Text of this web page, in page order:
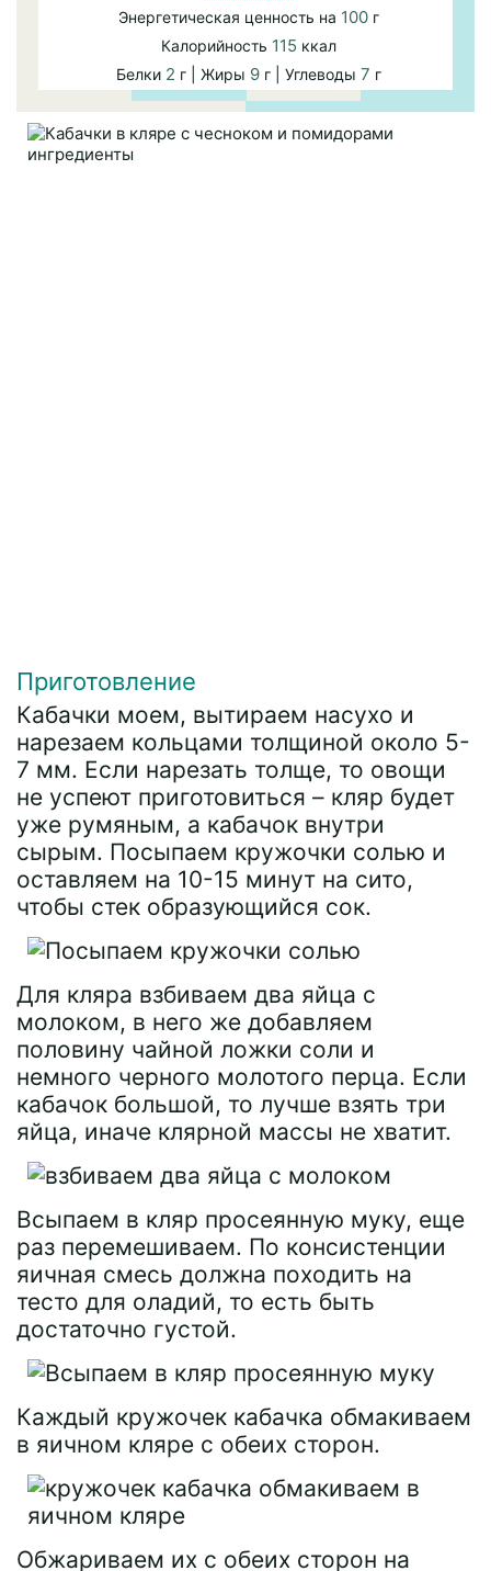
Энергетическая ценность на 100г
Калорийность 115 ккал
Белки 2 г | Жиры 9г | Углеводы 7 г
Приготовление
Кабачки моем, вытираем насухо и
нарезаем кольцами толщиной около 5-
7 мм. Если нарезать толще, то овощи
не успеют приготовиться – кляр будет
уже румяным, а кабачок внутри
сырым. Посыпаем кружочки солью и
оставляем на 10-15 минут на сито,
чтобы стек образующийся сок.
Для кляра взбиваем два яйца с
молоком, в него же добавляем
половину чайной ложки соли и
немного черного молотого перца. Если
кабачок большой, то лучше взять три
яйца, иначе клярной массы не хватит.
Всыпаем в кляр просеянную муку, еще
раз перемешиваем. По консистенции
яичная смесь должна походить на
тесто для оладий, то есть быть
достаточно густой.
Каждый кружочек кабачка обмакиваем
в яичном кляре с обеих сторон.
Обжариваем их с обеих сторон на